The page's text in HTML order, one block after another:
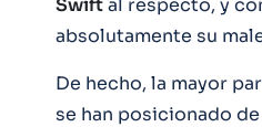
Swiftal respecto, y
absolutamente su
De hecho, la mayor
se han posicionado